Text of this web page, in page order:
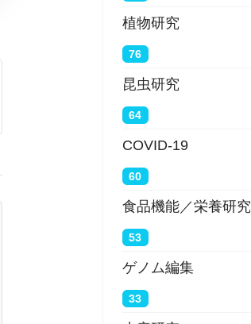
植物研究
76
昆虫研究
64
COVID-19
60
食品機能／栄養研究
53
ゲノム編集
33